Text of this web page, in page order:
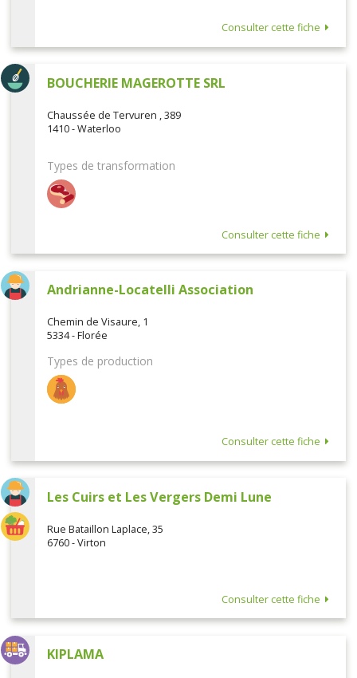
Consulter cette fiche
BOUCHERIE MAGEROTTE SRL
Chaussée de Tervuren , 389
1410 - Waterloo
Types de transformation
Consulter cette fiche
Andrianne-Locatelli Association
Chemin de Visaure, 1
5334 - Florée
Types de production
Consulter cette fiche
Les Cuirs et Les Vergers Demi Lune
Rue Bataillon Laplace, 35
6760 - Virton
Consulter cette fiche
KIPLAMA